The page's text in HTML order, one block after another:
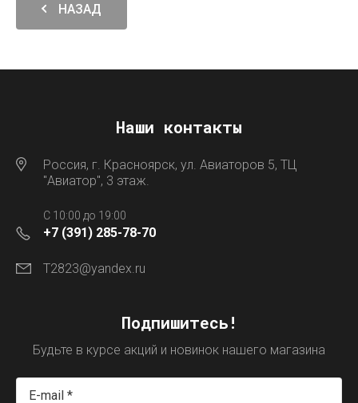
НАЗАД
Наши контакты
Россия, г. Красноярск, ул. Авиаторов 5, ТЦ
"Авиатор", 3 этаж.
C 10:00 до 19:00
+7 (391) 285-78-70
T2823@yandex.ru
Подпишитесь!
Будьте в курсе акций и новинок нашего магазина